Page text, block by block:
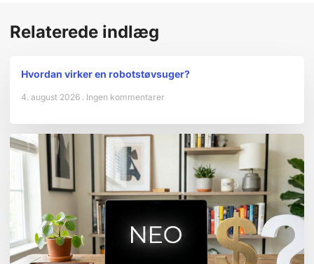
Relaterede indlæg
Hvordan virker en robotstøvsuger?
4. august 2026 Ingen kommentarer